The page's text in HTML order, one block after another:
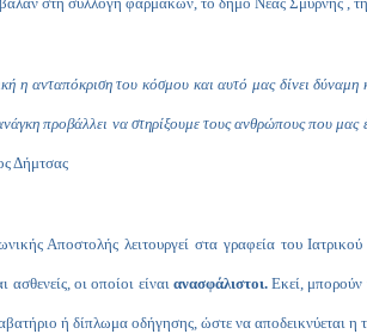
η ανταπόκριση του κόσμου και αυτό μας δίνει
προβάλλει να στηρίξουμε τους ανθρώπους που
Δήμτσας
Αποστολής λειτουργεί στα γραφεία του
ασθενείς, οι οποίοι είναι ανασφάλιστοι.Εκεί, μπορούν
ή δίπλωμα οδήγησης, ώστε να αποδεικνύεται η